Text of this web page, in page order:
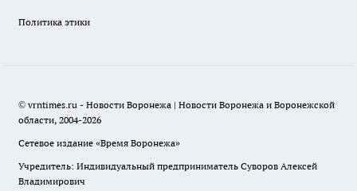
Политика этики
© vrntimes.ru - Новости Воронежа | Новости Воронежа и Воронежской
области, 2004-2026
Сетевое издание «Время Воронежа»
Учредитель: Индивидуальный предприниматель Суворов Алексей
Владимирович